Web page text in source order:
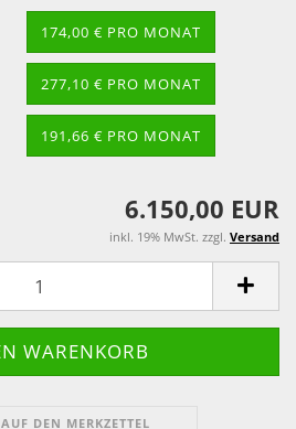
174,00 € PRO MONAT
277,10 € PRO MONAT
191,66 € PRO MONAT
6.150,00 EUR
inkl. 19% MwSt. zzgl. Versand
AUF DEN MERKZETTEL